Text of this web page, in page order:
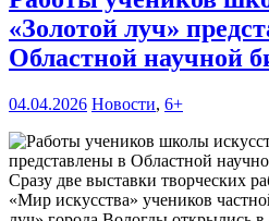
«Золотой луч»
Областной научной
04.04.2026 Новости, 6+
Сразу две выставки творческих
«Мир искусства» учеников